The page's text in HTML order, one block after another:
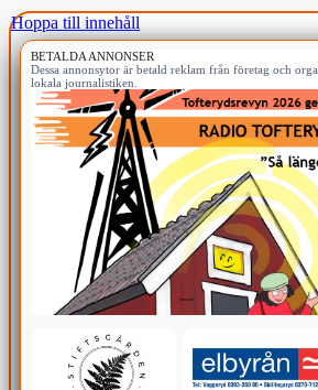
Hoppa till innehåll
BETALDA ANNONSER
Dessa annonsytor är betald reklam från företag och
lokala journalistiken.